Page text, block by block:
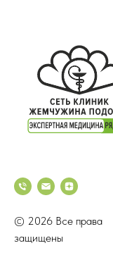
© 2026 Все права
защищены